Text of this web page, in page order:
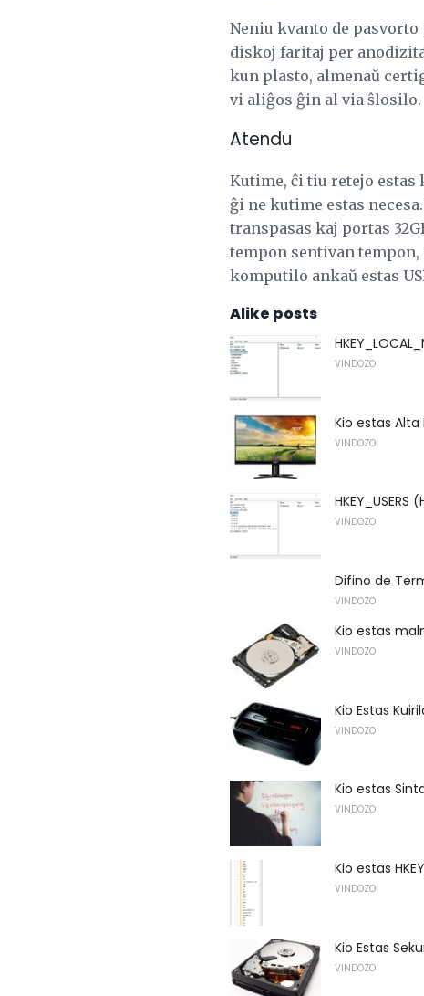
Neniu kvanto de
diskoj faritaj per
kun plasto, almenaŭ
vi aliĝos ĝin al via ŝlosilo.
Atendu
Kutime, ĉi tiu retejo estas
ĝi ne kutime estas
transpasas kaj portas
tempon sentivan
komputilo ankaŭ estas
Alike posts
VINDOZO
Kio estas
VINDOZO
HKEY_USERS
VINDOZO
Difino de
VINDOZO
Kio estas
VINDOZO
Kio Estas
VINDOZO
Kio estas
VINDOZO
Kio estas
VINDOZO
Kio Estas
VINDOZO